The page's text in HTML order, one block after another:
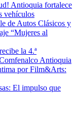
Antioquia fortalece
vehículos
de Autos Clásicos y
“Mujeres al
la 4.ª
Antioquia
por Film&Arts:
El impulso que